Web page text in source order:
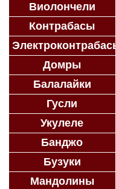
Виолончели
Контрабасы
Электроконтрабасы
Домры
Балалайки
Гусли
Укулеле
Банджо
Бузуки
Мандолины